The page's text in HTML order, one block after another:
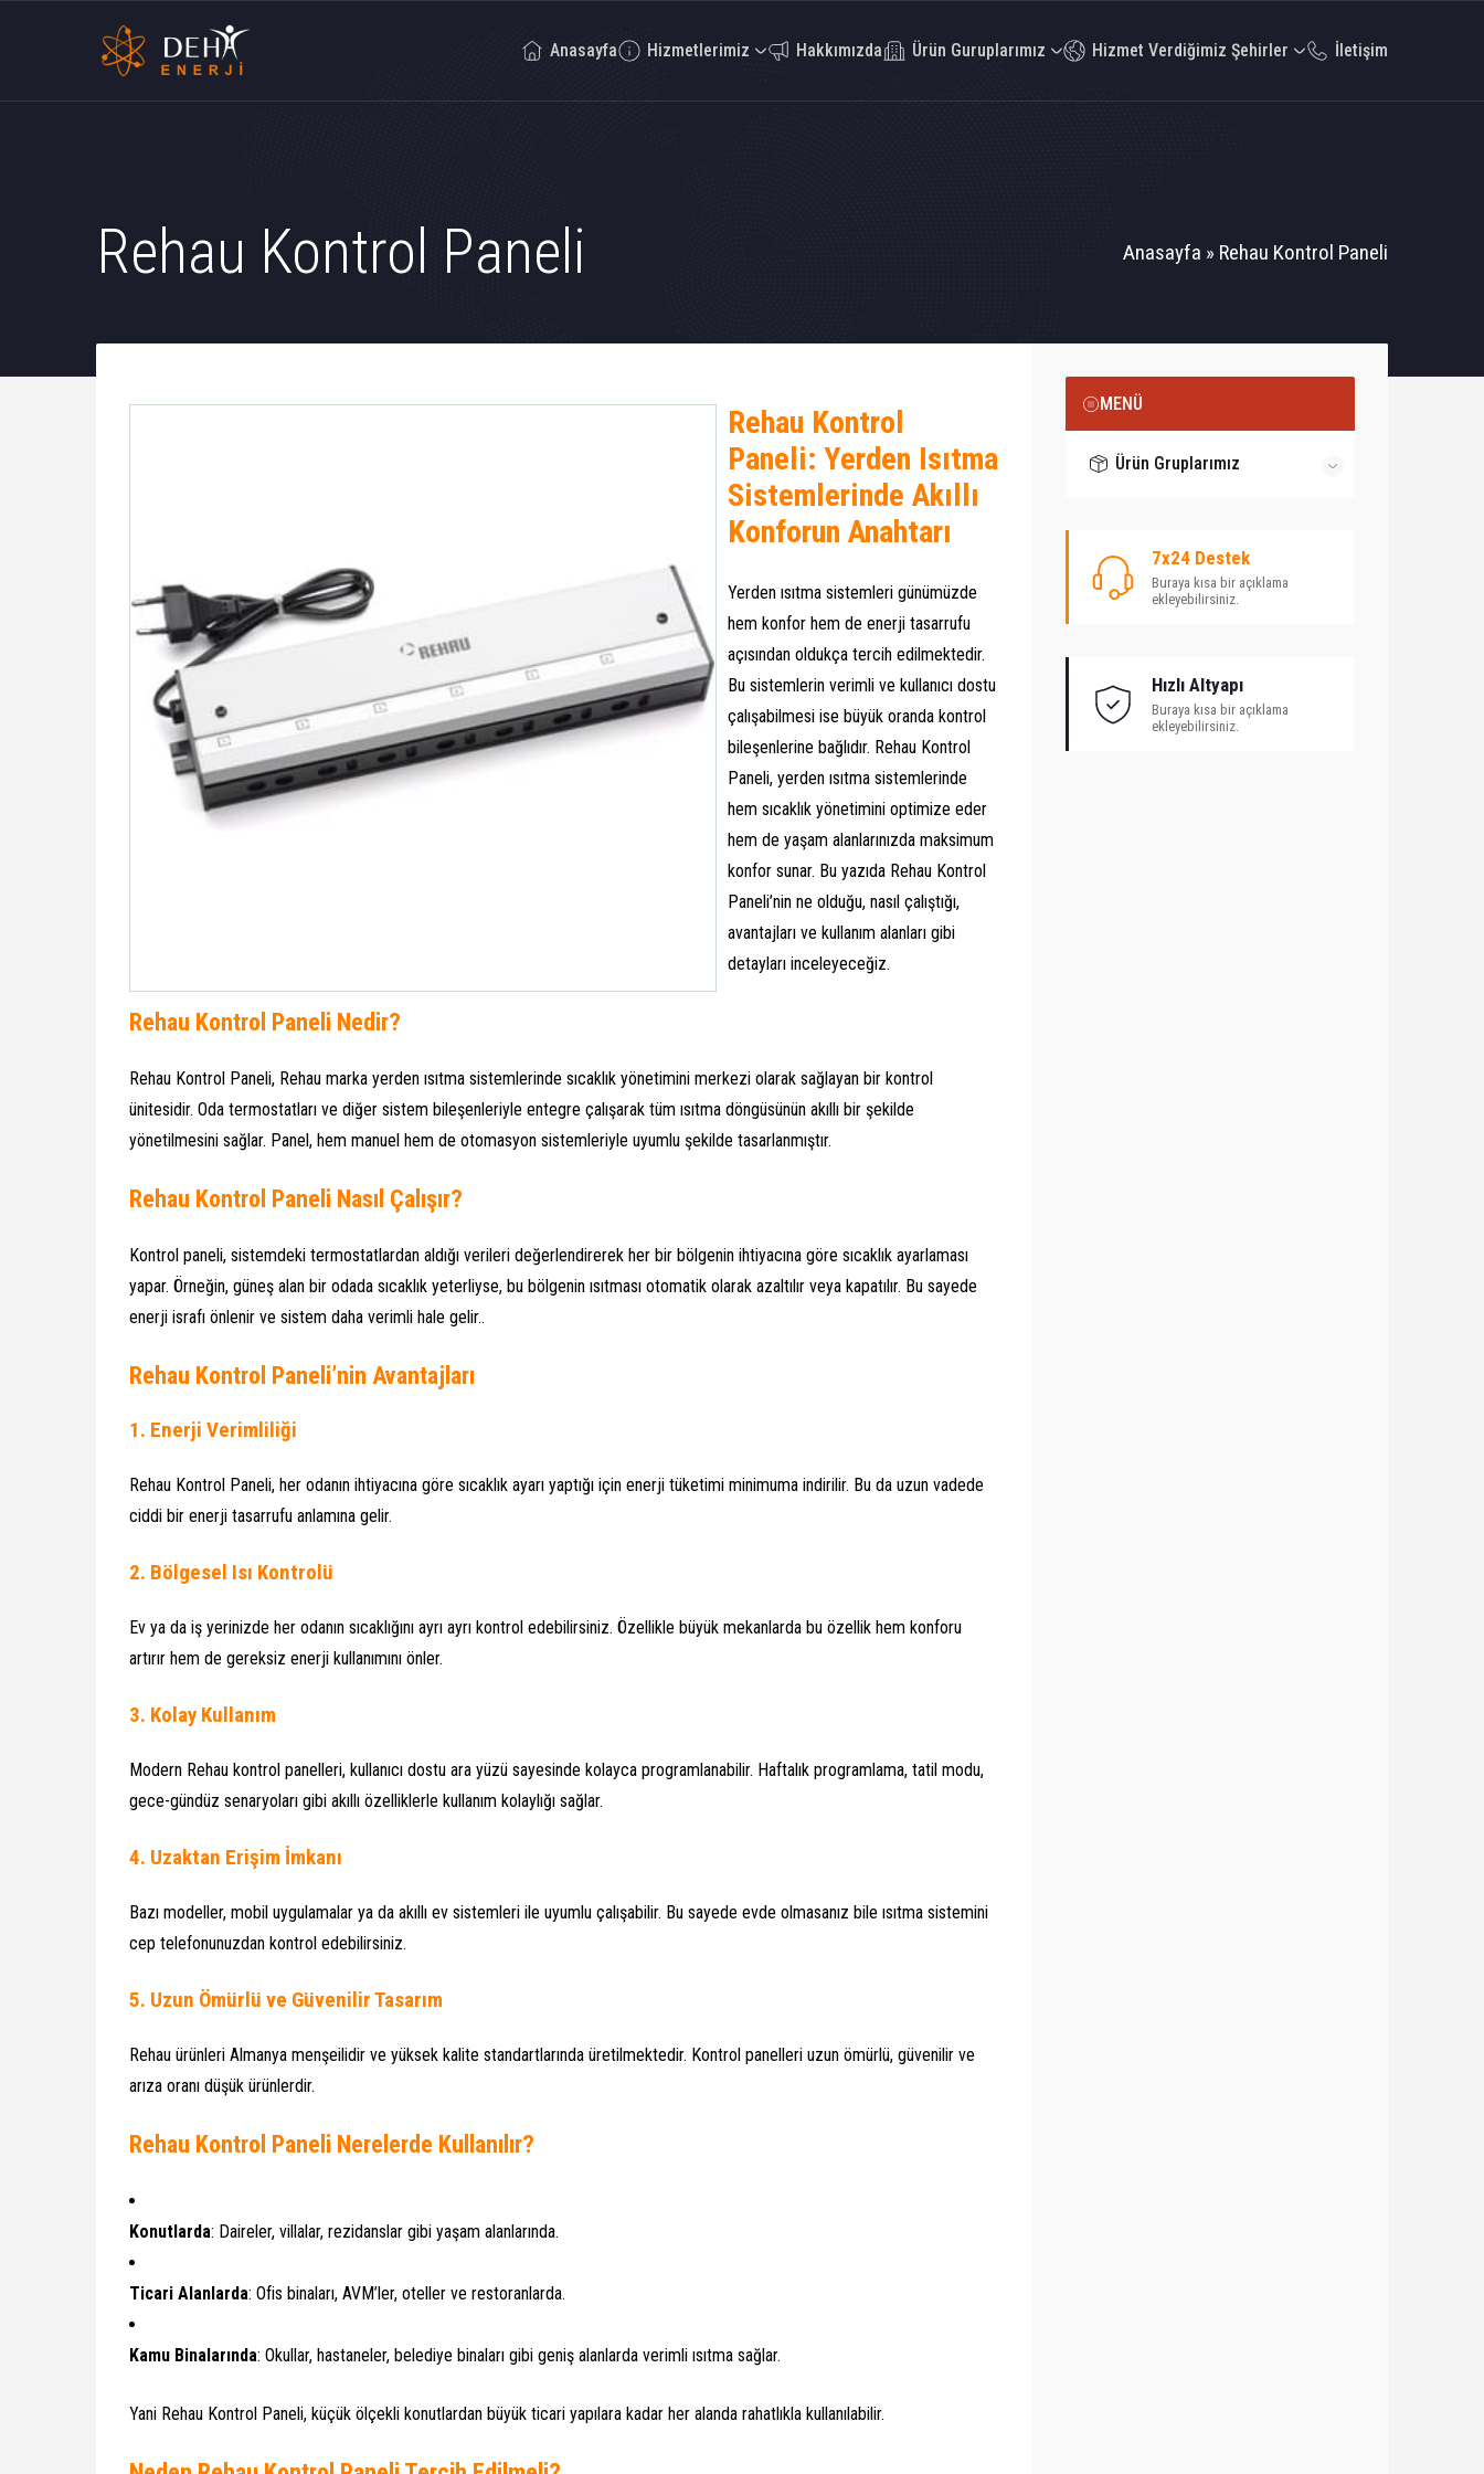
Anasayfa Hizmetlerimiz Hakkımızda Ürün Guruplarımız Hizmet Verdiğimiz Şehirler İletişim
Rehau Kontrol Paneli Anasayfa » Rehau Kontrol Paneli
Rehau Kontrol
Paneli: Yerden Isıtma
Sistemlerinde Akıllı
Konforun Anahtarı
Yerden ısıtma sistemleri günümüzde
hem konfor hem de enerji tasarrufu
açısından oldukça tercih edilmektedir.
Bu sistemlerin verimli ve kullanıcı dostu
çalışabilmesi ise büyük oranda kontrol
bileşenlerine bağlıdır. Rehau Kontrol
Paneli, yerden ısıtma sistemlerinde
hem sıcaklık yönetimini optimize eder
hem de yaşam alanlarınızda maksimum
konfor sunar. Bu yazıda Rehau Kontrol
Paneli’nin ne olduğu, nasıl çalıştığı,
avantajları ve kullanım alanları gibi
detayları inceleyeceğiz.
Rehau Kontrol Paneli Nedir?
Rehau Kontrol Paneli, Rehau marka yerden ısıtma sistemlerinde sıcaklık yönetimini merkezi olarak sağlayan bir kontrol
ünitesidir. Oda termostatları ve diğer sistem bileşenleriyle entegre çalışarak tüm ısıtma döngüsünün akıllı bir şekilde
yönetilmesini sağlar. Panel, hem manuel hem de otomasyon sistemleriyle uyumlu şekilde tasarlanmıştır.
Rehau Kontrol Paneli Nasıl Çalışır?
Kontrol paneli, sistemdeki termostatlardan aldığı verileri değerlendirerek her bir bölgenin ihtiyacına göre sıcaklık ayarlaması
yapar. Örneğin, güneş alan bir odada sıcaklık yeterliyse, bu bölgenin ısıtması otomatik olarak azaltılır veya kapatılır. Bu sayede
enerji israfı önlenir ve sistem daha verimli hale gelir..
Rehau Kontrol Paneli’nin Avantajları
1. Enerji Verimliliği
Rehau Kontrol Paneli, her odanın ihtiyacına göre sıcaklık ayarı yaptığı için enerji tüketimi minimuma indirilir. Bu da uzun vadede
ciddi bir enerji tasarrufu anlamına gelir.
2. Bölgesel Isı Kontrolü
Ev ya da iş yerinizde her odanın sıcaklığını ayrı ayrı kontrol edebilirsiniz. Özellikle büyük mekanlarda bu özellik hem konforu
artırır hem de gereksiz enerji kullanımını önler.
3. Kolay Kullanım
Modern Rehau kontrol panelleri, kullanıcı dostu ara yüzü sayesinde kolayca programlanabilir. Haftalık programlama, tatil modu,
gece-gündüz senaryoları gibi akıllı özelliklerle kullanım kolaylığı sağlar.
4. Uzaktan Erişim İmkanı
Bazı modeller, mobil uygulamalar ya da akıllı ev sistemleri ile uyumlu çalışabilir. Bu sayede evde olmasanız bile ısıtma sistemini
cep telefonunuzdan kontrol edebilirsiniz.
5. Uzun Ömürlü ve Güvenilir Tasarım
Rehau ürünleri Almanya menşeilidir ve yüksek kalite standartlarında üretilmektedir. Kontrol panelleri uzun ömürlü, güvenilir ve
arıza oranı düşük ürünlerdir.
Rehau Kontrol Paneli Nerelerde Kullanılır?
Konutlarda: Daireler, villalar, rezidanslar gibi yaşam alanlarında.
Ticari Alanlarda: Ofis binaları, AVM’ler, oteller ve restoranlarda.
Kamu Binalarında: Okullar, hastaneler, belediye binaları gibi geniş alanlarda verimli ısıtma sağlar.
Yani Rehau Kontrol Paneli, küçük ölçekli konutlardan büyük ticari yapılara kadar her alanda rahatlıkla kullanılabilir.
MENÜ
Ürün Gruplarımız
7x24 Destek
Buraya kısa bir açıklama
ekleyebilirsiniz.
Hızlı Altyapı
Buraya kısa bir açıklama
ekleyebilirsiniz.